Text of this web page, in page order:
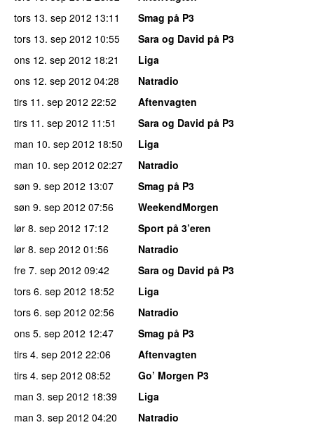
tors 13. sep 2012 13:11
Smag på P3
tors 13. sep 2012 10:55
Sara og David på P3
ons 12. sep 2012 18:21
Liga
ons 12. sep 2012 04:28
Natradio
tirs 11. sep 2012 22:52
Aftenvagten
tirs 11. sep 2012 11:51
Sara og David på P3
man 10. sep 2012 18:50
Liga
man 10. sep 2012 02:27
Natradio
søn 9. sep 2012 13:07
Smag på P3
søn 9. sep 2012 07:56
WeekendMorgen
lør 8. sep 2012 17:12
Sport på 3’eren
lør 8. sep 2012 01:56
Natradio
fre 7. sep 2012 09:42
Sara og David på P3
tors 6. sep 2012 18:52
Liga
tors 6. sep 2012 02:56
Natradio
ons 5. sep 2012 12:47
Smag på P3
tirs 4. sep 2012 22:06
Aftenvagten
tirs 4. sep 2012 08:52
Go’ Morgen P3
man 3. sep 2012 18:39
Liga
man 3. sep 2012 04:20
Natradio